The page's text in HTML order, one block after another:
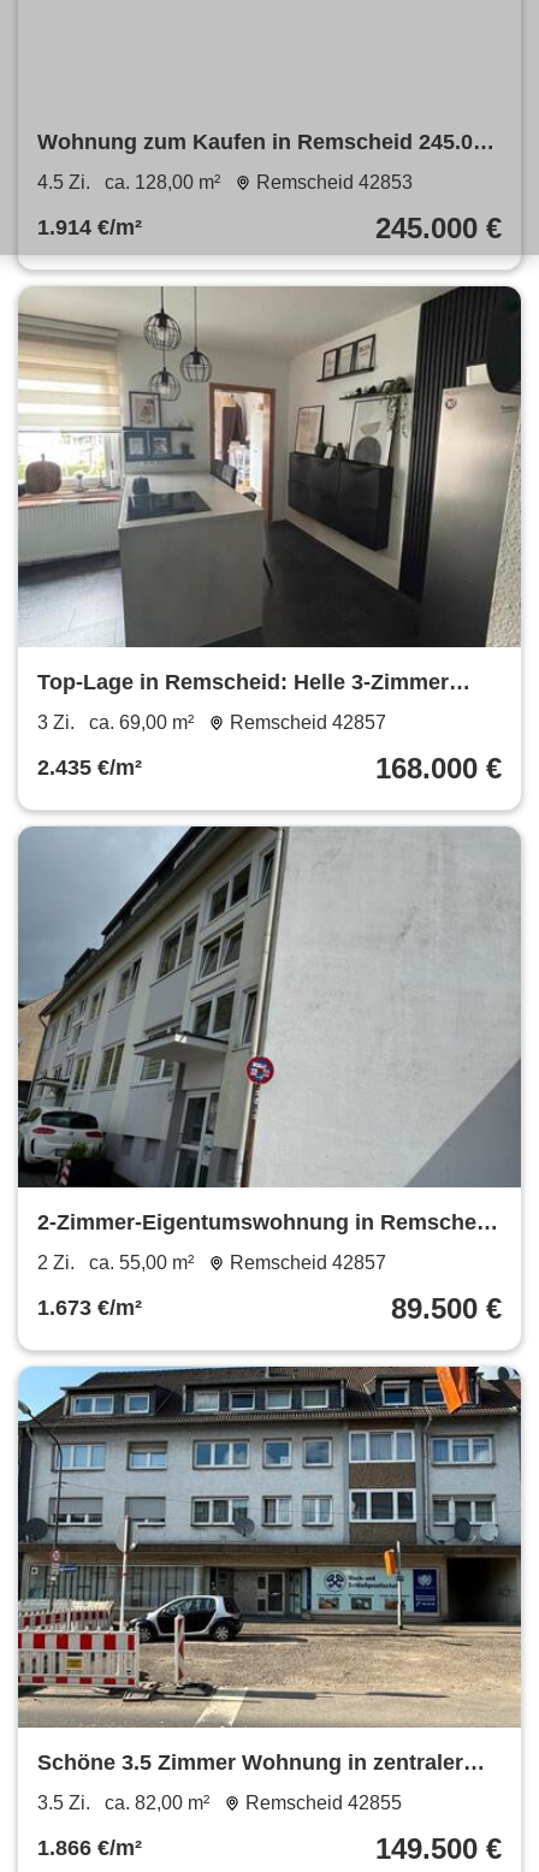
Wohnung zum Kaufen in Remscheid 245.000
€ 128 m²
4.5 Zi. ca. 128,00 m² Remscheid 42853
1.914 €/m² 245.000 €
Top-Lage in Remscheid: Helle 3-Zimmer
Wohnung in Innenstadtnähe
3 Zi. ca. 69,00 m² Remscheid 42857
2.435 €/m² 168.000 €
2-Zimmer-Eigentumswohnung in Remscheid,
Vermietet, Kapitalanlage
2 Zi. ca. 55,00 m² Remscheid 42857
1.673 €/m² 89.500 €
Schöne 3.5 Zimmer Wohnung in zentraler
Lage mit Stellplatz
3.5 Zi. ca. 82,00 m² Remscheid 42855
1.866 €/m² 149.500 €